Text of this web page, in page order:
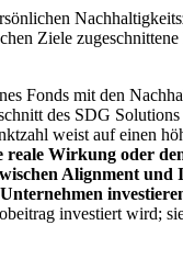
Ziele
Fonds mit den
des SDG
weist auf einen
Wirkung oder
Alignment
investiert wird;